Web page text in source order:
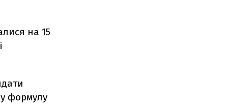
на 15
у формулу